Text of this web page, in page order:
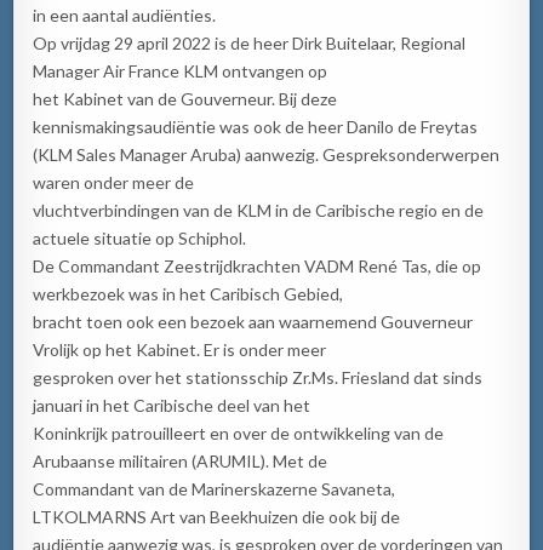
in een aantal audiënties.
Op vrijdag 29 april 2022 is de heer Dirk Buitelaar, Regional
Manager Air France KLM ontvangen op
het Kabinet van de Gouverneur. Bij deze
kennismakingsaudiëntie was ook de heer Danilo de Freytas
(KLM Sales Manager Aruba) aanwezig. Gespreksonderwerpen
waren onder meer de
vluchtverbindingen van de KLM in de Caribische regio en de
actuele situatie op Schiphol.
De Commandant Zeestrijdkrachten VADM René Tas, die op
werkbezoek was in het Caribisch Gebied,
bracht toen ook een bezoek aan waarnemend Gouverneur
Vrolijk op het Kabinet. Er is onder meer
gesproken over het stationsschip Zr.Ms. Friesland dat sinds
januari in het Caribische deel van het
Koninkrijk patrouilleert en over de ontwikkeling van de
Arubaanse militairen (ARUMIL). Met de
Commandant van de Marinerskazerne Savaneta,
LTKOLMARNS Art van Beekhuizen die ook bij de
audiëntie aanwezig was, is gesproken over de vorderingen van